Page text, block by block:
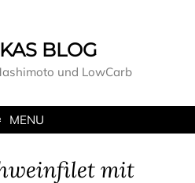
BLOG
und LowCarb
MENU
mit